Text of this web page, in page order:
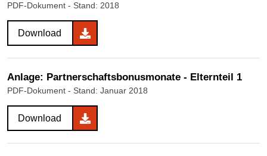
PDF-Dokument - Stand: 2018
Download
Anlage: Partnerschaftsbonusmonate - Elternteil 1
PDF-Dokument - Stand: Januar 2018
Download